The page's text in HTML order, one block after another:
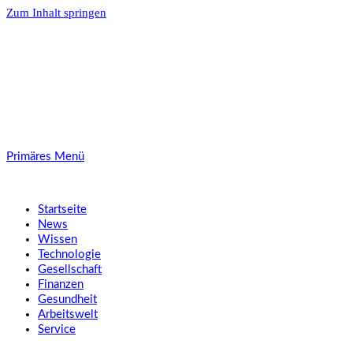
Zum Inhalt springen
Primäres Menü
Startseite
News
Wissen
Technologie
Gesellschaft
Finanzen
Gesundheit
Arbeitswelt
Service